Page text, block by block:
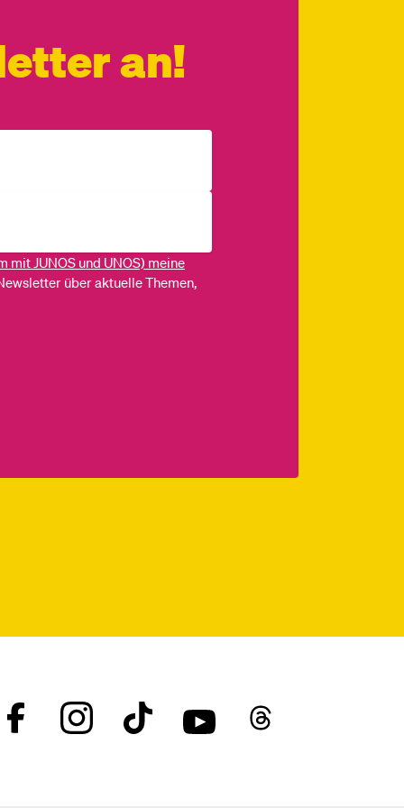
an!
mit JUNOS und UNOS) meine
über aktuelle Themen,